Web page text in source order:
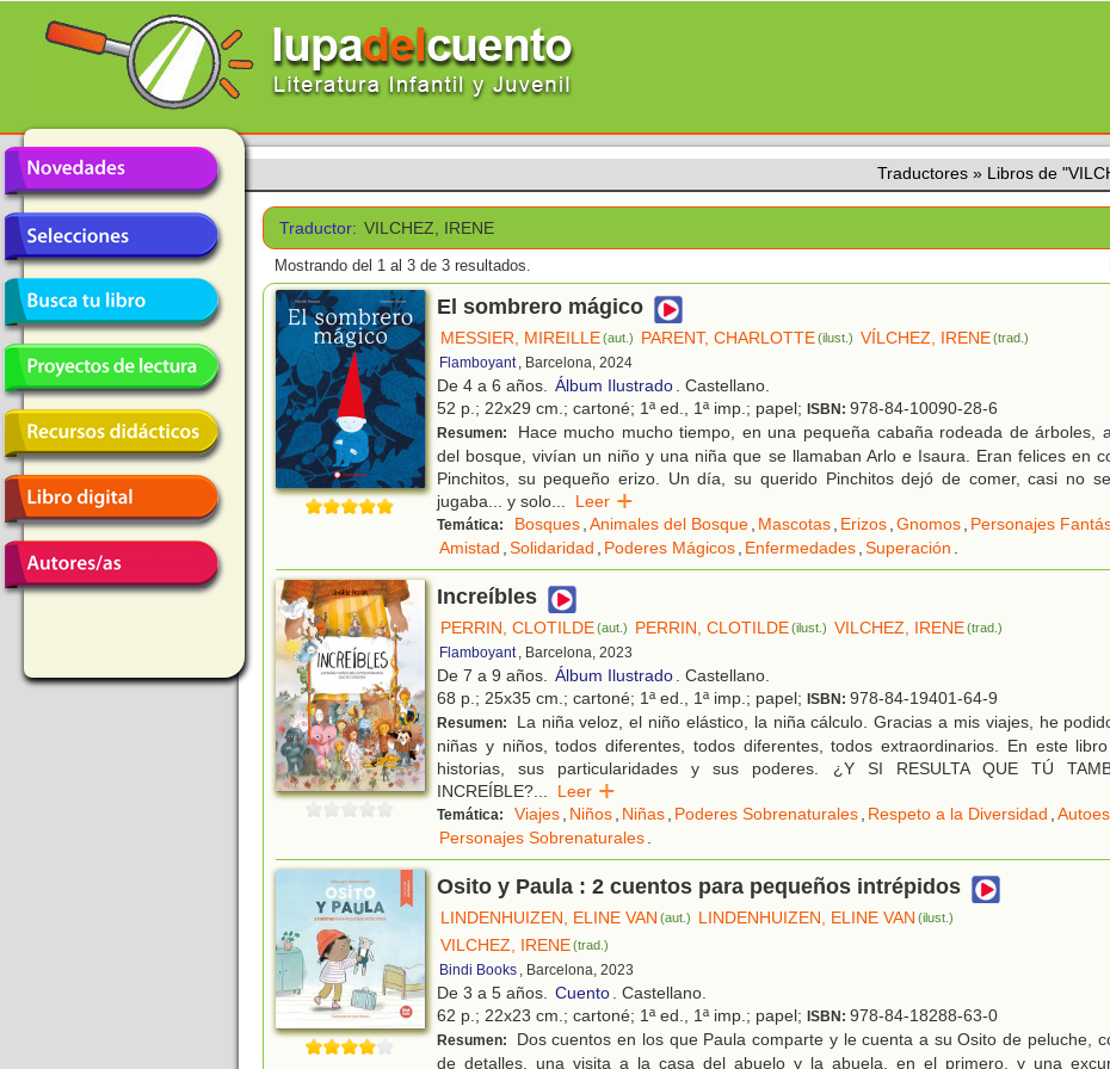
Traductores » Libros de
Traductor: VILCHEZ, IRENE
Mostrando del 1 al 3 de 3 resultados.
El sombrero mágico
MESSIER, MIREILLE(aut.) PARENT, CHARLOTTE(ilust.) VÍLCHEZ, IRENE (trad.)
Flamboyant , Barcelona, 2024
De 4 a 6 años. Álbum Ilustrado. Castellano.
52 p.; 22x29 cm.; cartoné; 1ª ed., 1ª imp.; papel; ISBN: 978-84-10090-28-6
Resumen:
Hace mucho mucho tiempo, en una pequeña cabaña rodeada de árboles,
del bosque, vivían un niño y una niña que se llamaban Arlo e Isaura. Eran felices en
Pinchitos, su pequeño erizo. Un día, su querido Pinchitos dejó de comer, casi no
jugaba... y solo... Leer
Temática: Bosques,Animales del Bosque, Mascotas, Erizos,Gnomos, Personajes
Amistad ,Solidaridad , Poderes Mágicos, Enfermedades,Superación .
Increíbles
PERRIN, CLOTILDE(aut.) PERRIN, CLOTILDE(ilust.) VILCHEZ, IRENE (trad.)
Flamboyant , Barcelona, 2023
De 7 a 9 años. Álbum Ilustrado. Castellano.
68 p.; 25x35 cm.; cartoné; 1ª ed., 1ª imp.; papel; ISBN: 978-84-19401-64-9
Resumen:
La niña veloz, el niño elástico, la niña cálculo. Gracias a mis viajes, he
niñas y niños, todos diferentes, todos diferentes, todos extraordinarios. En este
historias, sus particularidades y sus poderes. ¿Y SI RESULTA QUE TÚ
INCREÍBLE?... Leer
Temática: Viajes, Niños, Niñas, Poderes Sobrenaturales, Respeto a la Diversidad ,
Personajes Sobrenaturales.
Osito y Paula : 2 cuentos para pequeños intrépidos
LINDENHUIZEN, ELINE VAN (aut.) LINDENHUIZEN, ELINE VAN (ilust.)
VILCHEZ, IRENE(trad.)
Bindi Books , Barcelona, 2023
De 3 a 5 años. Cuento. Castellano.
62 p.; 22x23 cm.; cartoné; 1ª ed., 1ª imp.; papel; ISBN: 978-84-18288-63-0
Resumen:
Dos cuentos en los que Paula comparte y le cuenta a su Osito de peluche,
de detalles, una visita a la casa del abuelo y la abuela, en el primero, y una